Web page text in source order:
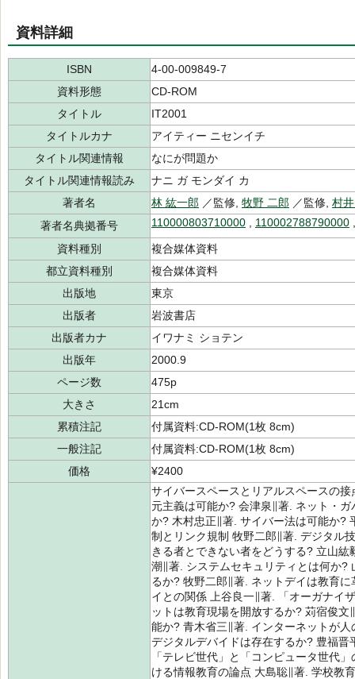
資料詳細
ISBN
4-00-009849-7
資料形態
CD-ROM
タイトル
IT2001
タイトルカナ
アイティー ニセンイチ
タイトル関連情報
なにが問題か
タイトル関連情報読み
ナニ ガ モンダイ カ
著者名
林 紘一郎 ／監修, 牧野 二郎 ／監修, 村
著者名典拠番号
110000803710000 110002788790000
資料種別
複合媒体資料
都立資料種別
複合媒体資料
出版地
東京
出版者
岩波書店
出版者カナ
イワナミ ショテン
出版年
2000.9
ページ数
475p
大きさ
21cm
累積注記
付属資料:CD-ROM(1枚 8cm)
一般注記
付属資料:CD-ROM(1枚 8cm)
価格
¥2400
サイバースペースとリアルスペースの
元主義は可能か? 会津泉∥著. ネット・
か? 木村忠正∥著. サイバー法は可能か?
制とリンク規制 牧野二郎∥著. デジタル
きる者とできない者をどうする? 立山
潮∥著. システムセキュリティとは何か?
るか? 牧野二郎∥著. ネットデイは教育
イとの関係 上谷良一∥著. 「オーガナイ
ットは教育現場を開放するか? 苅宿俊
能か? 青木省三∥著. インターネットが
デジタルデバイドは存在するか? 豊福
「テレビ世代」と「コンピュータ世代
ける情報教育の論点 大島聡∥著. 学校教